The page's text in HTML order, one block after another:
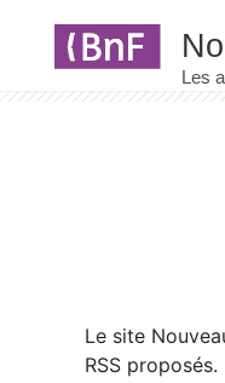
Le site
RSS proposés.